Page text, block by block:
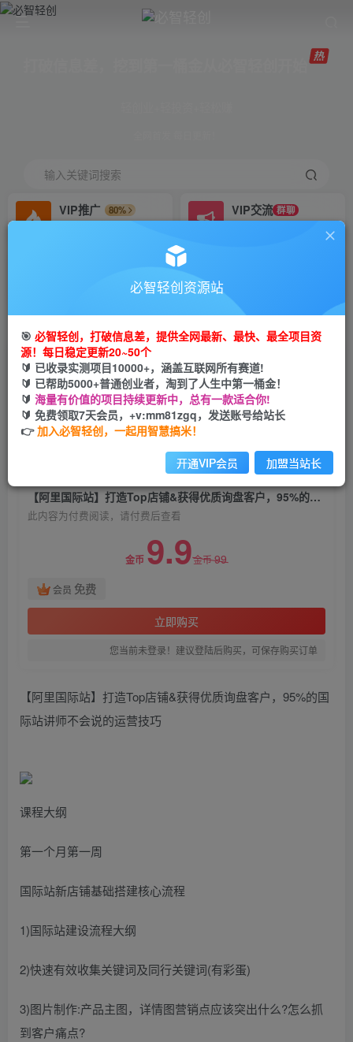
输入关键词搜索
VIP推广
80%
VIP交流 群聊
研究探讨更多创业项目路子。
搭建同款网站，自己当老板
【阿里国际站】打造Top店铺&获得优质询盘客
户，​95%的国际站讲师不会说的运营技巧
必智轻创
2年前发布
关注
2057 167
【阿里国际站】打造Top店铺&获得优质询盘客户，​95%的国际站讲师不会说的运营技巧
此内容为付费阅读，请付费后查看
金币 9.9金币99
会员 免费
立即购买
您当前未登录！建议登陆后购买，可保存购买订单
【阿里国际站】打造Top店铺&获得优质询盘客户，​95%的国
际站讲师不会说的运营技巧
课程大纲
第一个月第一周
国际站新店铺基础搭建核心流程
1)国际站建设流程大纲
2)快速有效收集关键词及同行关键词(有彩蛋)
3)图片制作:产品主图，详情图营销点应该突出什么?怎么抓
到客户痛点?
必智轻创资源站
🎯 必智轻创，打破信息差，提供全网最新、最快、最全项目资
源！每日稳定更新20~50个
🔰 已收录实测项目10000+，涵盖互联网所有赛道!
🔰 已帮助5000+普通创业者，淘到了人生中第一桶金！
🔰 海量有价值的项目持续更新中，总有一款适合你!
🔰 免费领取7天会员，+v:mm81zgq，发送账号给站长
👉加入必智轻创，一起用智慧搞米！
开通VIP会员 加盟当站长